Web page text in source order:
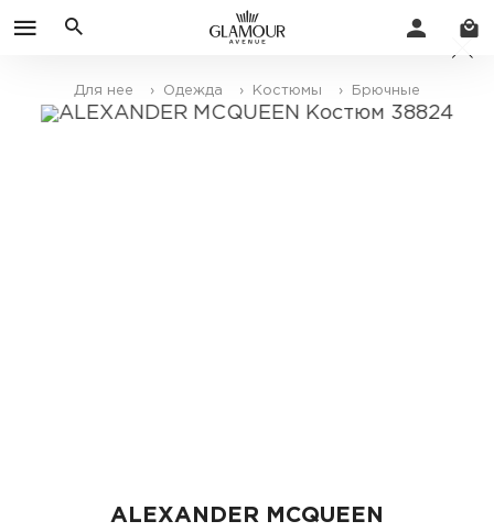
Для нее › Одежда › Костюмы › Брючные
ALEXANDER MCQUEEN